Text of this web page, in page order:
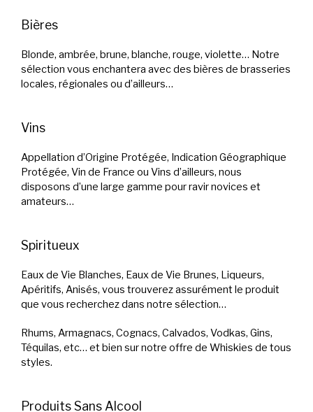
Bières
Blonde, ambrée, brune, blanche, rouge, violette… Notre
sélection vous enchantera avec des bières de brasseries
locales, régionales ou d’ailleurs…
Vins
Appellation d’Origine Protégée, Indication Géographique
Protégée, Vin de France ou Vins d’ailleurs, nous
disposons d’une large gamme pour ravir novices et
amateurs…
Spiritueux
Eaux de Vie Blanches, Eaux de Vie Brunes, Liqueurs,
Apéritifs, Anisés, vous trouverez assurément le produit
que vous recherchez dans notre sélection…
Rhums, Armagnacs, Cognacs, Calvados, Vodkas, Gins,
Téquilas, etc… et bien sur notre offre de Whiskies de tous
styles.
Produits Sans Alcool